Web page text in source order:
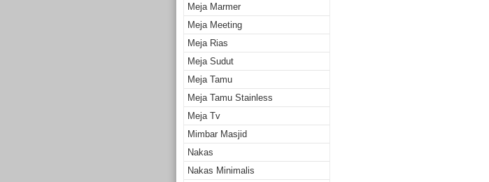
Meja Marmer
Meja Meeting
Meja Rias
Meja Sudut
Meja Tamu
Meja Tamu Stainless
Meja Tv
Mimbar Masjid
Nakas
Nakas Minimalis